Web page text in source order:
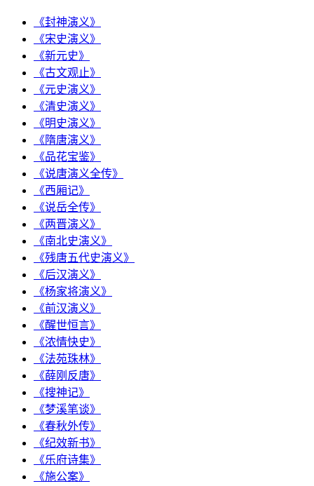
《封神演义》
《宋史演义》
《新元史》
《古文观止》
《元史演义》
《清史演义》
《明史演义》
《隋唐演义》
《品花宝鉴》
《说唐演义全传》
《西厢记》
《说岳全传》
《两晋演义》
《南北史演义》
《残唐五代史演义》
《后汉演义》
《杨家将演义》
《前汉演义》
《醒世恒言》
《浓情快史》
《法苑珠林》
《薛刚反唐》
《搜神记》
《梦溪笔谈》
《春秋外传》
《纪效新书》
《乐府诗集》
《施公案》